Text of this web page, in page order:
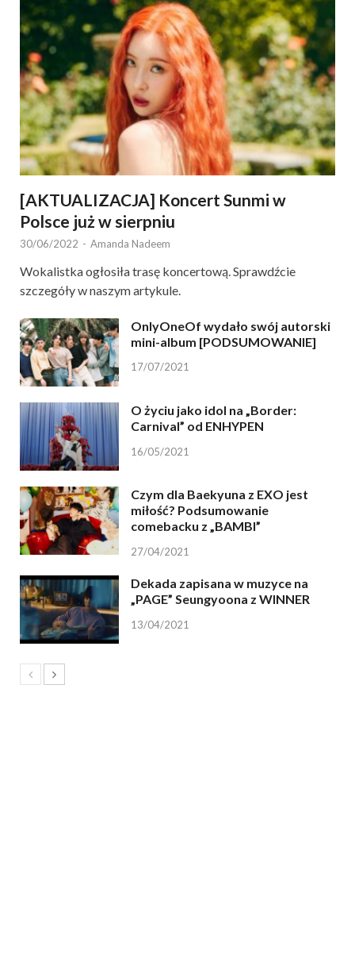
[AKTUALIZACJA] Koncert Sunmi w
Polsce już w sierpniu
30/06/2022 - Amanda Nadeem
Wokalistka ogłosiła trasę koncertową. Sprawdźcie
szczegóły w naszym artykule.
OnlyOneOf wydało swój autorski
mini-album [PODSUMOWANIE]
17/07/2021
O życiu jako idol na „Border:
Carnival” od ENHYPEN
16/05/2021
Czym dla Baekyuna z EXO jest
miłość? Podsumowanie
comebacku z „BAMBI”
27/04/2021
Dekada zapisana w muzyce na
„PAGE” Seungyoona z WINNER
13/04/2021